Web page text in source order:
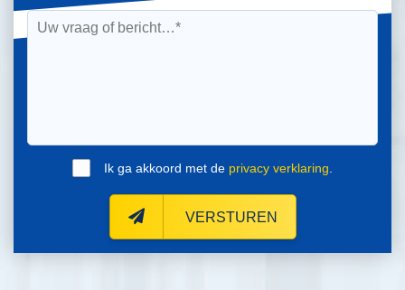
Ik ga akkoord met de privacy verklaring
VERSTUREN